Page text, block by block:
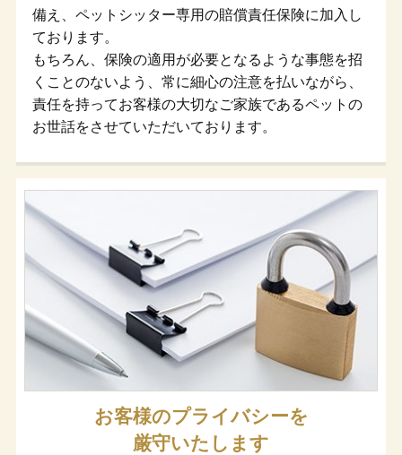
備え、ペットシッター専用の賠償責任保険に加入し
ております。
もちろん、保険の適用が必要となるような事態を招
くことのないよう、常に細心の注意を払いながら、
責任を持ってお客様の大切なご家族であるペットの
お世話をさせていただいております。
お客様のプライバシーを
厳守いたします